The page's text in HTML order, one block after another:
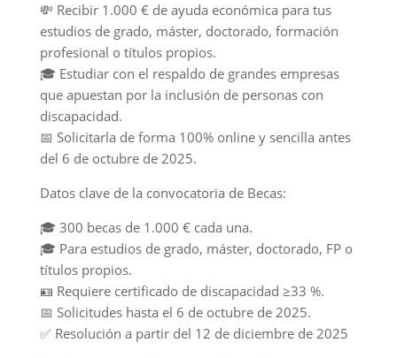
💸 Recibir 1.000 € de ayuda económica para tus
estudios de grado, máster, doctorado, formación
profesional o títulos propios.
🎓 Estudiar con el respaldo de grandes empresas
que apuestan por la inclusión de personas con
discapacidad.
📅 Solicitarla de forma 100% online y sencilla antes
del 6 de octubre de 2025.
Datos clave de la convocatoria de Becas:
🎓 300 becas de 1.000 € cada una.
🎓 Para estudios de grado, máster, doctorado, FP o
títulos propios.
🪪 Requiere certificado de discapacidad ≥33 %.
📅 Solicitudes hasta el 6 de octubre de 2025.
✅ Resolución a partir del 12 de diciembre de 2025